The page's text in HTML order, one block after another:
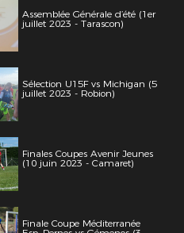
Assemblée Générale d’été (1er
juillet 2023 - Tarascon)
Sélection U15F vs Michigan (5
juillet 2023 - Robion)
Finales Coupes Avenir Jeunes
(10 juin 2023 - Camaret)
Finale Coupe Méditerranée